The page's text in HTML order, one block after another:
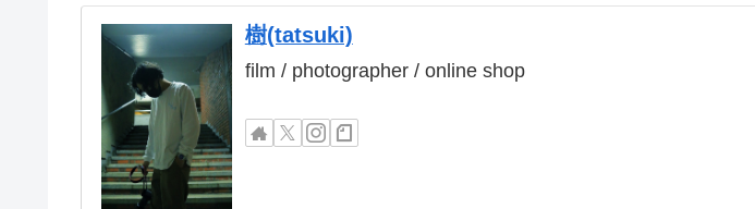
樹(tatsuki)
film / photographer / online shop